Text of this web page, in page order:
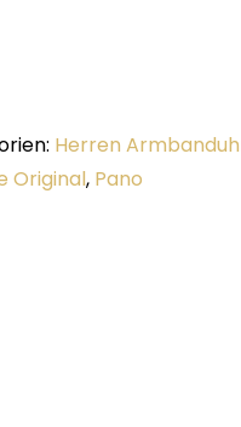
Herren
Original, Pano